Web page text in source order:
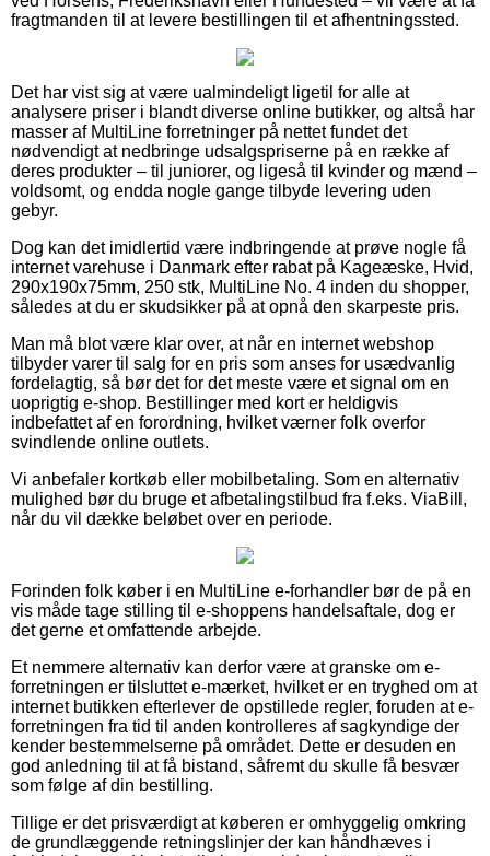
fragtmanden til at levere bestillingen til et afhentningssted.
Det har vist sig at være ualmindeligt ligetil for alle at
analysere priser i blandt diverse online butikker, og altså har
masser af MultiLine forretninger på nettet fundet det
nødvendigt at nedbringe udsalgspriserne på en række af
deres produkter – til juniorer, og ligeså til kvinder og mænd –
voldsomt, og endda nogle gange tilbyde levering uden
gebyr.
Dog kan det imidlertid være indbringende at prøve nogle få
internet varehuse i Danmark efter rabat på Kageæske, Hvid,
290x190x75mm, 250 stk, MultiLine No. 4 inden du shopper,
således at du er skudsikker på at opnå den skarpeste pris.
Man må blot være klar over, at når en internet webshop
tilbyder varer til salg for en pris som anses for usædvanlig
fordelagtig, så bør det for det meste være et signal om en
uoprigtig e-shop. Bestillinger med kort er heldigvis
indbefattet af en forordning, hvilket værner folk overfor
svindlende online outlets.
Vi anbefaler kortkøb eller mobilbetaling. Som en alternativ
mulighed bør du bruge et afbetalingstilbud fra f.eks. ViaBill,
når du vil dække beløbet over en periode.
Forinden folk køber i en MultiLine e-forhandler bør de på en
vis måde tage stilling til e-shoppens handelsaftale, dog er
det gerne et omfattende arbejde.
Et nemmere alternativ kan derfor være at granske om e-
forretningen er tilsluttet e-mærket, hvilket er en tryghed om at
internet butikken efterlever de opstillede regler, foruden at e-
forretningen fra tid til anden kontrolleres af sagkyndige der
kender bestemmelserne på området. Dette er desuden en
god anledning til at få bistand, såfremt du skulle få besvær
som følge af din bestilling.
Tillige er det prisværdigt at køberen er omhyggelig omkring
de grundlæggende retningslinjer der kan håndhæves i